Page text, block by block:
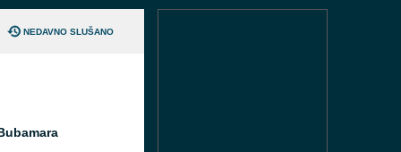
NEDAVNO SLUŠANO